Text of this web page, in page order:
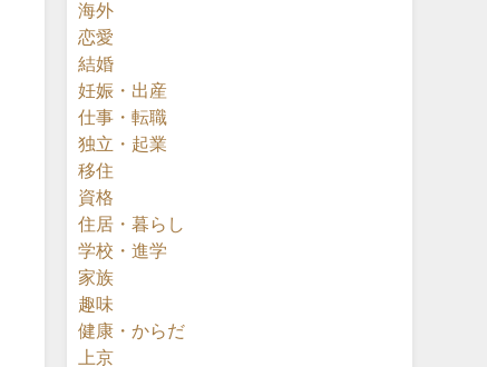
海外
恋愛
結婚
妊娠・出産
仕事・転職
独立・起業
移住
資格
住居・暮らし
学校・進学
家族
趣味
健康・からだ
上京